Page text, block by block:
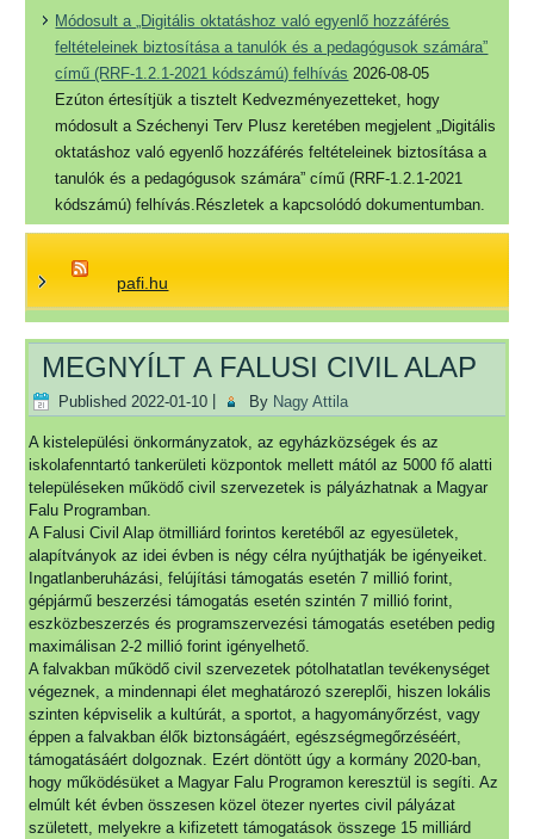
Módosult a „Digitális oktatáshoz való egyenlő hozzáférés
feltételeinek biztosítása a tanulók és a pedagógusok számára”
című (RRF-1.2.1-2021 kódszámú) felhívás 2026-08-05
Ezúton értesítjük a tisztelt Kedvezményezetteket, hogy
módosult a Széchenyi Terv Plusz keretében megjelent „Digitális
oktatáshoz való egyenlő hozzáférés feltételeinek biztosítása a
tanulók és a pedagógusok számára” című (RRF-1.2.1-2021
kódszámú) felhívás.Részletek a kapcsolódó dokumentumban.
pafi.hu
MEGNYÍLT A FALUSI CIVIL ALAP
Published 2022-01-10 By Nagy Attila
A kistelepülési önkormányzatok, az egyházközségek és az
iskolafenntartó tankerületi központok mellett mától az 5000 fő alatti
településeken működő civil szervezetek is pályázhatnak a Magyar
Falu Programban.
A Falusi Civil Alap ötmilliárd forintos keretéből az egyesületek,
alapítványok az idei évben is négy célra nyújthatják be igényeiket.
Ingatlanberuházási, felújítási támogatás esetén 7 millió forint,
gépjármű beszerzési támogatás esetén szintén 7 millió forint,
eszközbeszerzés és programszervezési támogatás esetében pedig
maximálisan 2-2 millió forint igényelhető.
A falvakban működő civil szervezetek pótolhatatlan tevékenységet
végeznek, a mindennapi élet meghatározó szereplői, hiszen lokális
szinten képviselik a kultúrát, a sportot, a hagyományőrzést, vagy
éppen a falvakban élők biztonságáért, egészségmegőrzéséért,
támogatásáért dolgoznak. Ezért döntött úgy a kormány 2020-ban,
hogy működésüket a Magyar Falu Programon keresztül is segíti. Az
elmúlt két évben összesen közel ötezer nyertes civil pályázat
született, melyekre a kifizetett támogatások összege 15 milliárd